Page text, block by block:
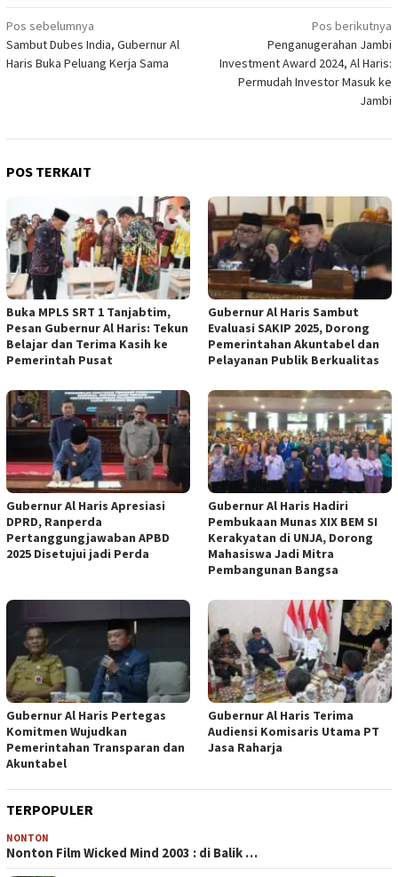
Navigasi
pos
Pos sebelumnya
Sambut Dubes India, Gubernur Al
Haris Buka Peluang Kerja Sama
Pos berikutnya
Penganugerahan Jambi
Investment Award 2024, Al Haris:
Permudah Investor Masuk ke
Jambi
POS TERKAIT
Buka MPLS SRT 1 Tanjabtim,
Pesan Gubernur Al Haris: Tekun
Belajar dan Terima Kasih ke
Pemerintah Pusat
Gubernur Al Haris Sambut
Evaluasi SAKIP 2025, Dorong
Pemerintahan Akuntabel dan
Pelayanan Publik Berkualitas
Gubernur Al Haris Apresiasi
DPRD, Ranperda
Pertanggungjawaban APBD
2025 Disetujui jadi Perda
Gubernur Al Haris Hadiri
Pembukaan Munas XIX BEM SI
Kerakyatan di UNJA, Dorong
Mahasiswa Jadi Mitra
Pembangunan Bangsa
Gubernur Al Haris Pertegas
Komitmen Wujudkan
Pemerintahan Transparan dan
Akuntabel
Gubernur Al Haris Terima
Audiensi Komisaris Utama PT
Jasa Raharja
TERPOPULER
NONTON
Nonton Film Wicked Mind 2003 : di Balik …